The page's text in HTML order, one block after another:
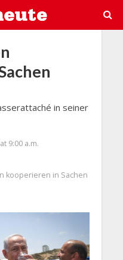
in seiner
9:00 a.m.
kooperieren in Sachen